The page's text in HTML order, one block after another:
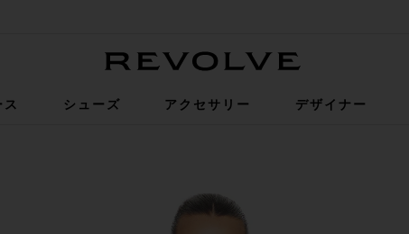
シューズ アクセサリー デザイナー